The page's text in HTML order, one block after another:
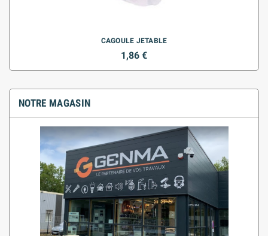
CAGOULE JETABLE
1,86 €
NOTRE MAGASIN